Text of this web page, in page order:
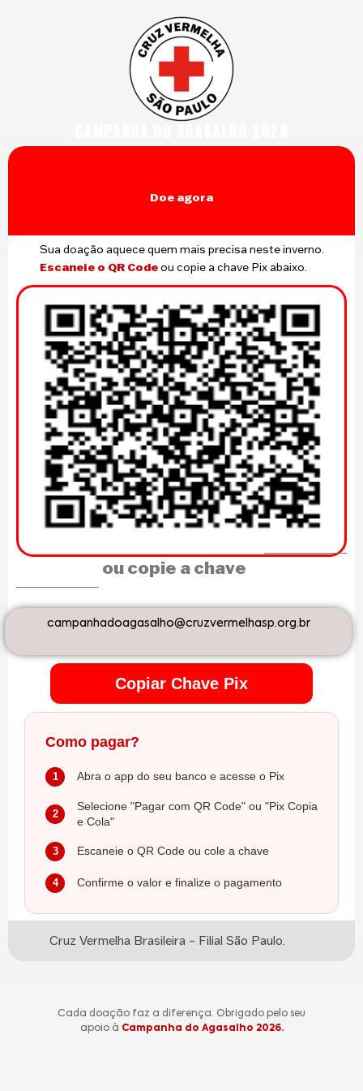
Doe agora
Sua doação aquece quem mais precisa neste inverno.
Escaneie o QR Codeou copie a chave Pix abaixo.
ou copie a chave
campanhadoagasalho@cruzvermelhasp.org.br
Copiar Chave Pix
Como pagar?
1 Abra o app do seu banco e acesse o Pix
2
Selecione "Pagar com QR Code" ou "Pix Copia
e Cola"
3 Escaneie o QR Code ou cole a chave
4 Confirme o valor e finalize o pagamento
Cruz Vermelha Brasileira – Filial São Paulo.
Cada doação faz a diferença. Obrigado pelo seu
apoio à Campanha do Agasalho 2026.